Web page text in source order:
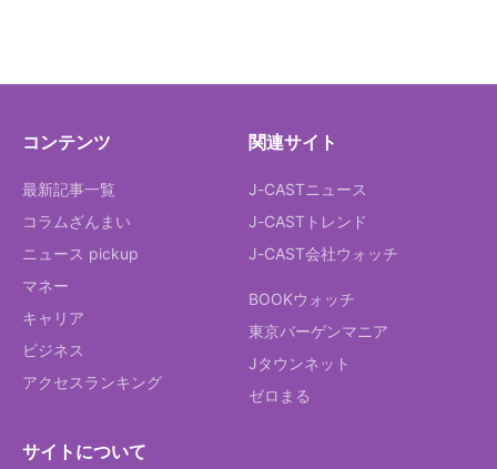
コンテンツ
最新記事一覧
コラムざんまい
ニュース pickup
マネー
キャリア
ビジネス
アクセスランキング
関連サイト
J-CASTニュース
J-CASTトレンド
J-CAST会社ウォッチ
BOOKウォッチ
東京バーゲンマニア
Jタウンネット
ゼロまる
サイトについて